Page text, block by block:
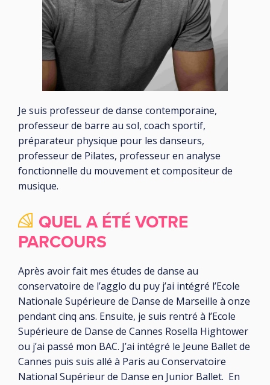
Je suis professeur de danse contemporaine,
professeur de barre au sol, coach sportif,
préparateur physique pour les danseurs,
professeur de Pilates, professeur en analyse
fonctionnelle du mouvement et compositeur de
musique.
QUEL A ÉTÉ VOTRE
PARCOURS
Après avoir fait mes études de danse au
conservatoire de l’agglo du puy j’ai intégré l’Ecole
Nationale Supérieure de Danse de Marseille à onze
pendant cinq ans. Ensuite, je suis rentré à l’Ecole
Supérieure de Danse de Cannes Rosella Hightower
ou j’ai passé mon BAC. J’ai intégré le Jeune Ballet de
Cannes puis suis allé à Paris au Conservatoire
National Supérieur de Danse en Junior Ballet. En